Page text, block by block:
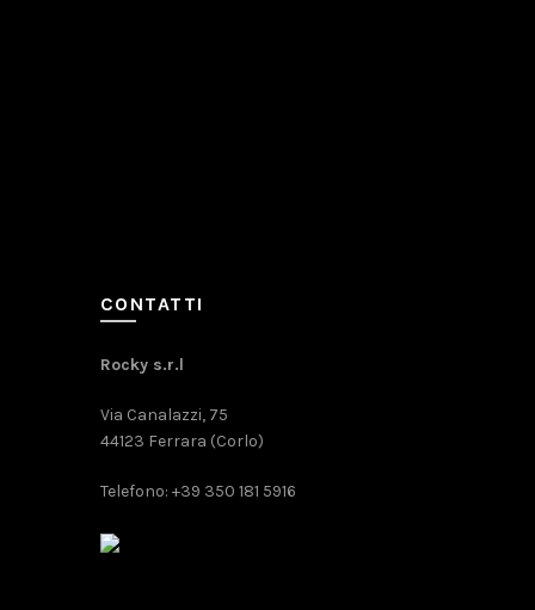
CONTATTI
Rocky s.r.l
Via Canalazzi, 75
44123 Ferrara (Corlo)
Telefono: +39 350 181 5916